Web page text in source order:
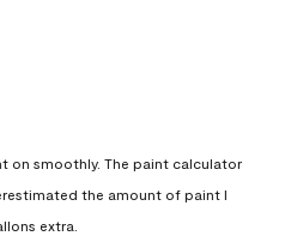
on smoothly. The paint calculator
the amount of paint I
extra.